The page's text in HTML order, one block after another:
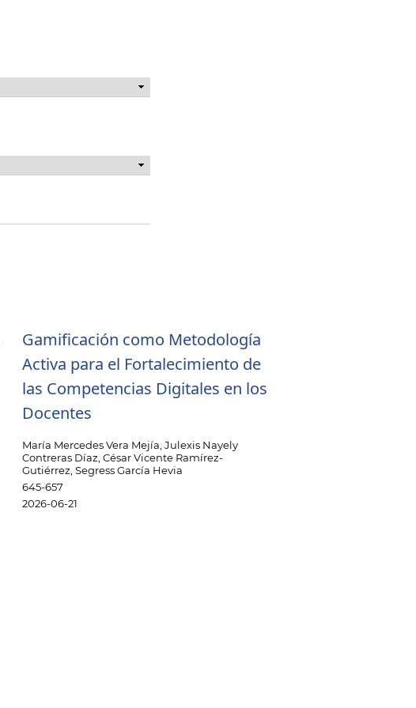
Gamificación como Metodología
Activa para el Fortalecimiento de
las Competencias Digitales en los
Docentes
María Mercedes Vera Mejía, Julexis Nayely
Contreras Díaz, César Vicente Ramírez-
Gutiérrez, Segress García Hevia
645-657
2026-06-21